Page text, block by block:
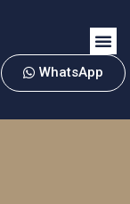
WhatsApp